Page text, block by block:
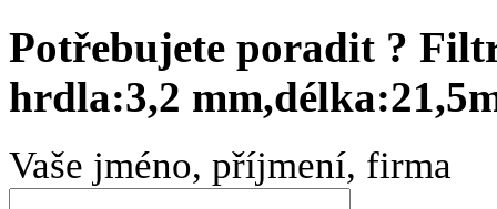
Potřebujete poradit ?
hrdla:3,2
Vaše jméno, příjmení, firma